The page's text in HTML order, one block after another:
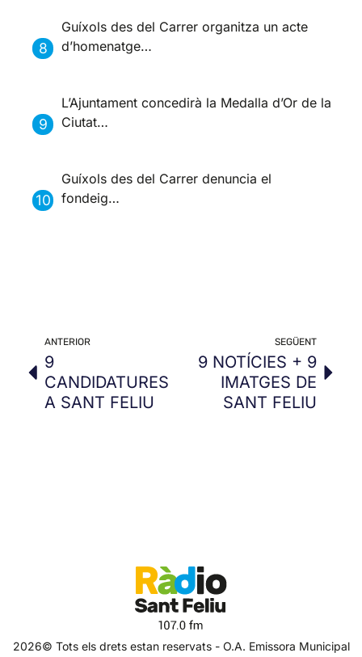
Guíxols des del Carrer organitza un acte
d’homenatge…
L’Ajuntament concedirà la Medalla d’Or de la
Ciutat…
Guíxols des del Carrer denuncia el
fondeig…
ANTERIOR
9
CANDIDATURES
A SANT FELIU
SEGÜENT
9 NOTÍCIES + 9
IMATGES DE
SANT FELIU
2026© Tots els drets estan reservats - O.A. Emissora Municipal